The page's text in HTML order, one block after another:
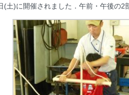
土)に開催されました．午前・午後の2